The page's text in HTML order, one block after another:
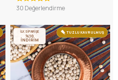
30 Değerlendirme
TUZLU KAVRULMUŞ
İLK SİPARİŞE
%10
İNDİRİM